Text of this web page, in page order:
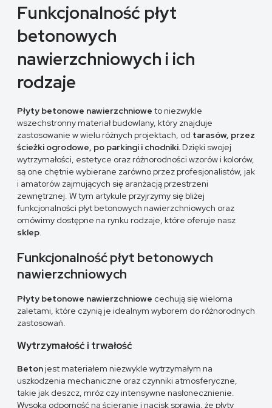
Funkcjonalność płyt
betonowych
nawierzchniowych i ich
rodzaje
Płyty betonowe nawierzchniowe to niezwykle
wszechstronny materiał budowlany, który znajduje
zastosowanie w wielu różnych projektach, od tarasów, przez
ścieżki ogrodowe, po parkingi i chodniki. Dzięki swojej
wytrzymałości, estetyce oraz różnorodności wzorów i kolorów,
są one chętnie wybierane zarówno przez profesjonalistów, jak
i amatorów zajmujących się aranżacją przestrzeni
zewnętrznej. W tym artykule przyjrzymy się bliżej
funkcjonalności płyt betonowych nawierzchniowych oraz
omówimy dostępne na rynku rodzaje, które oferuje nasz
sklep.
Funkcjonalność płyt betonowych
nawierzchniowych
Płyty betonowe nawierzchniowe cechują się wieloma
zaletami, które czynią je idealnym wyborem do różnorodnych
zastosowań.
Wytrzymałość i trwałość
Betonjest materiałem niezwykle wytrzymałym na
uszkodzenia mechaniczne oraz czynniki atmosferyczne,
takie jak deszcz, mróz czy intensywne nasłonecznienie.
Wysoka odporność na ścieranie i nacisk sprawia, że płyty